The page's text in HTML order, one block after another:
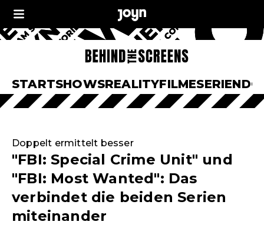
STARTSHOWSREALITYFILMESERIEN
Doppelt ermittelt besser
"FBI: Special Crime Unit" und
"FBI: Most Wanted": Das
verbindet die beiden Serien
miteinander